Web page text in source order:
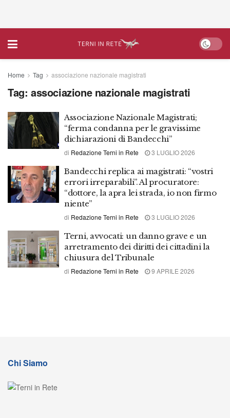
Home Tag associazione nazionale magistrati
Tag: associazione nazionale magistrati
Associazione Nazionale Magistrati;
“ferma condanna per le gravissime
dichiarazioni di Bandecchi”
di Redazione Terni in Rete 3 LUGLIO 2026
Bandecchi replica ai magistrati: “vostri
errori irreparabili”. Al procuratore:
“dottore, la apra lei strada, io non firmo
niente”
di Redazione Terni in Rete 3 LUGLIO 2026
Terni, avvocati: un danno grave e un
arretramento dei diritti dei cittadini la
chiusura del Tribunale
di Redazione Terni in Rete 9 APRILE 2026
Chi Siamo